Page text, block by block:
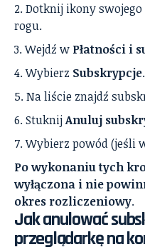
Dotknij ikony swojego
rogu.
Wejdź w Płatności i
Wybierz Subskrypcje.
Na liście znajdź
StuknijAnuluj
Wybierz powód (jeśli
Po wykonaniu tych
wyłączona i nie
okres rozliczeniowy.
Jak anulować
przeglądarkę na